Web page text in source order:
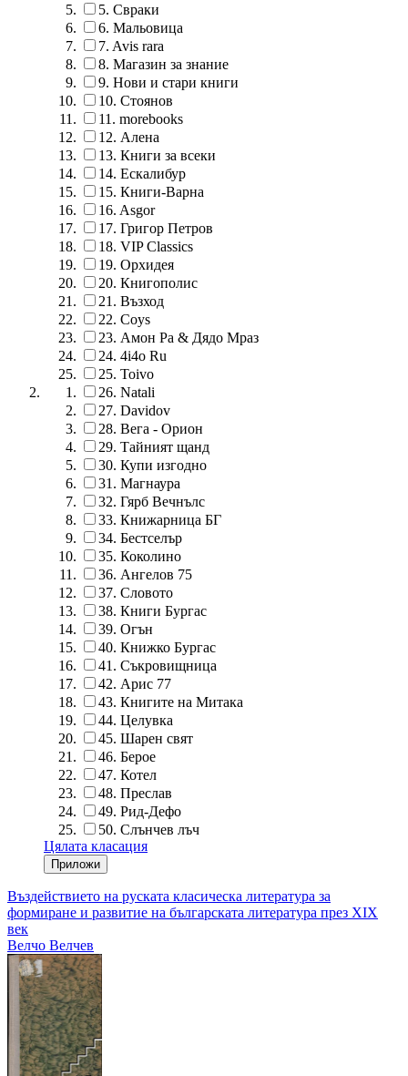
5. Свраки
6. Мальовица
7. Avis rara
8. Магазин за знание
9. Нови и стари книги
10. Стоянов
11. morebooks
12. Алена
13. Книги за всеки
14. Ескалибур
15. Книги-Варна
16. Asgor
17. Григор Петров
18. VIP Classics
19. Орхидея
20. Книгополис
21. Възход
22. Coys
23. Амон Ра & Дядо Мраз
24. 4i4o Ru
25. Toivo
26. Natali
27. Davidov
28. Вега - Орион
29. Тайният щанд
30. Купи изгодно
31. Магнаура
32. Гярб Вечнълс
33. Книжарница БГ
34. Бестселър
35. Коколино
36. Ангелов 75
37. Словото
38. Книги Бургас
39. Огън
40. Книжко Бургас
41. Съкровищница
42. Арис 77
43. Книгите на Митака
44. Целувка
45. Шарен свят
46. Берое
47. Котел
48. Преслав
49. Рид-Дефо
50. Слънчев лъч
Цялата класация
Въздействието на руската класическа литература за
формиране и развитие на българската литература през XIX
век
Велчо Велчев